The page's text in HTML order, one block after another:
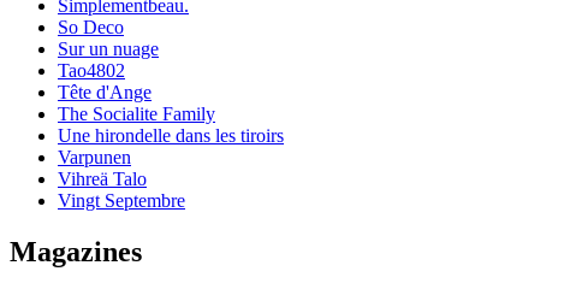
Simplementbeau.
So Deco
Sur un nuage
Tao4802
Tête d'Ange
The Socialite Family
Une hirondelle dans les tiroirs
Varpunen
Vihreä Talo
Vingt Septembre
Magazines